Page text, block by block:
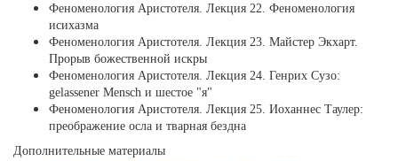
Феноменология Аристотеля. Лекция 22. Феноменология
исихазма
Феноменология Аристотеля. Лекция 23. Майстер Экхарт.
Прорыв божественной искры
Феноменология Аристотеля. Лекция 24. Генрих Сузо:
gelassener Mensch и шестое "я"
Феноменология Аристотеля. Лекция 25. Иоханнес Таулер:
преображение осла и тварная бездна
Дополнительные материалы